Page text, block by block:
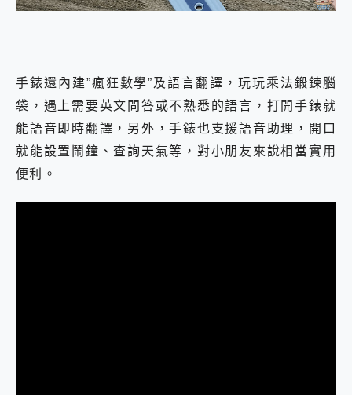
手錶還內建”瘋狂數學”及語言翻譯，玩玩乘法鍛鍊腦
袋，遇上需要英文問答或不熟悉的語言，打開手錶就
能語音即時翻譯，另外，手錶也支援語音助理，開口
就能設置鬧鐘、查詢天氣等，對小朋友來說相當實用
便利。